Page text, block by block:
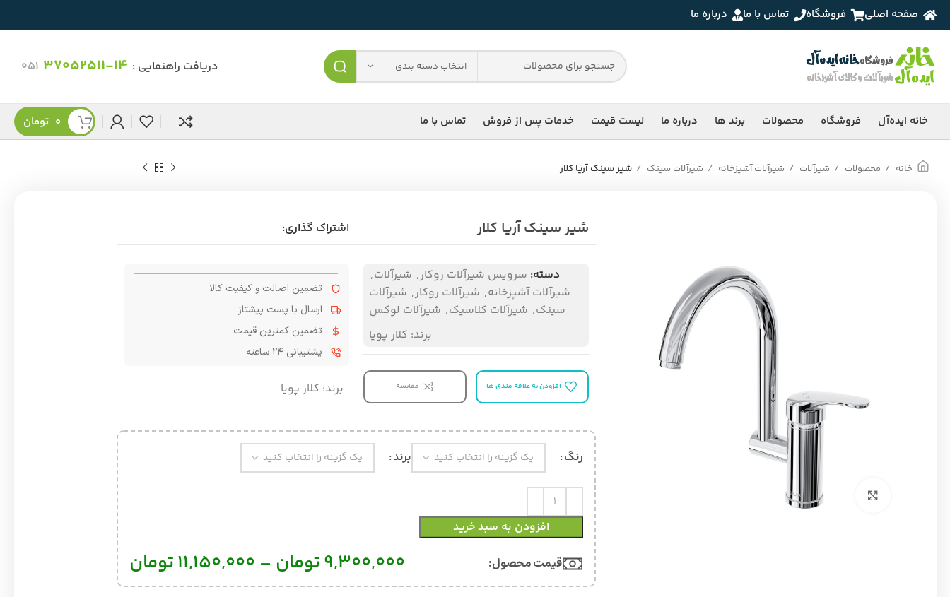
صفحه اصلی فروشگاه تماس با ما درباره ما
انتخاب دسته بندی دریافت راهنمایی : 37052511-14
051
خانه ایده‌آل فروشگاه محصولات برند ها درباره ما لیست قیمت خدمات پس از فروش تماس با ما 0 تومان
خانه محصولات شیرآلات شیرآلات آشپزخانه شیرآلات سینک شیر سینک آریا کلار
برای بزرگنمایی کلیک کنید
شیر سینک آریا کلار اشتراک گذاری:
دسته: سرویس شیرآلات روکار, شیرآلات,
شیرآلات آشپزخانه, شیرآلات روکار, شیرآلات
سینک, شیرآلات کلاسیک, شیرآلات لوکس
برند: کلار پویا
افزودن به علاقه مندی ها مقایسه
تضمین اصالت و کیفیت کالا
ارسال با پست پیشتاز
تضمین کمترین قیمت
پشتیبانی ۲۴ ساعته
برند: کلار پویا
رنگ برند
افزودن به سبد خرید
قیمت محصول:​ 9,300,000تومان –
11,150,000تومان